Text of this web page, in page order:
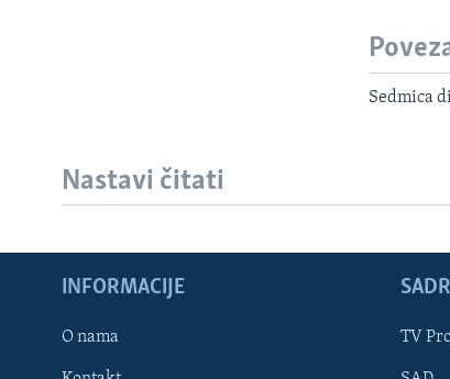
PRATITE NAS
Sedmica
Nastavi čitati
INFORMACIJE
O nama TV